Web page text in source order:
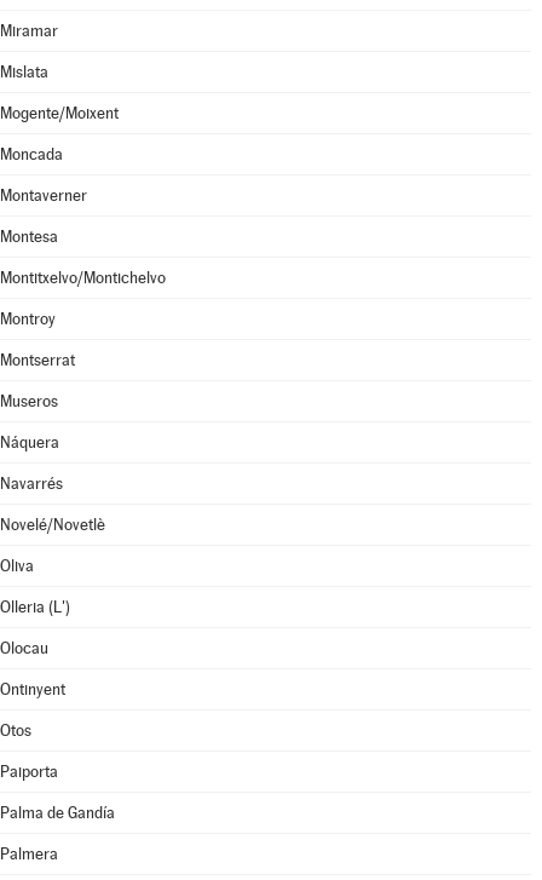
Miramar
Mislata
Mogente/Moixent
Moncada
Montaverner
Montesa
Montitxelvo/Montichelvo
Montroy
Montserrat
Museros
Náquera
Navarrés
Novelé/Novetlè
Oliva
Olleria (L')
Olocau
Ontinyent
Otos
Paiporta
Palma de Gandía
Palmera